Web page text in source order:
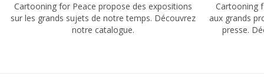
Cartooning for Peace propose des expositions
sur les grands sujets de notre temps. Découvrez
notre catalogue.
Cartooning
aux grands
presse.